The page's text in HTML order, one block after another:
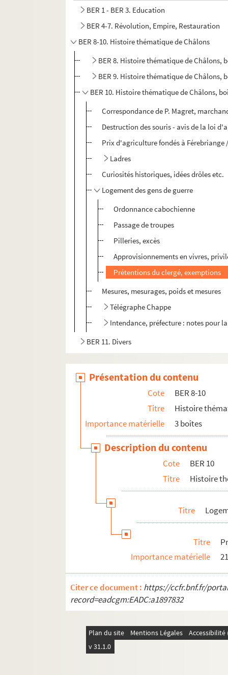
BER 1 - BER 3. Education
BER 4-7. Révolution, Empire, Restauration
BER 8-10. Histoire thématique de Châlons
BER 8. Histoire thématique de Châlons,
BER 9. Histoire thématique de Châlons,
BER 10. Histoire thématique de Châlons,
Correspondance de P. Magret,
Destruction des souris - avis de la loi
Prix d'agriculture fondés à Férebriange
Ladres
Curiosités historiques, idées drôles etc.
Logement des gens de guerre
Ordonnance cabochienne
Passage de troupes
Pilleries, excès
Approvisionnements en vivres,
Prétentions du clergé, exemptions
Mesures, mesurages, poids et mesures
Télégraphe Chappe
Intendance, préfecture : notes pour
BER 11. Divers
Présentation du contenu
Cote
BER 8-10
Titre
Histoire
Importance matérielle
3 boîtes
Description du contenu
Cote
BER 10
Titre
Histoire
Titre
Titre
Importance matérielle
Citer ce document : https://ccfr.bnf.fr/
record=eadcgm:EADC:a1897832
Plan du site Mentions Légales
v 31.1.0